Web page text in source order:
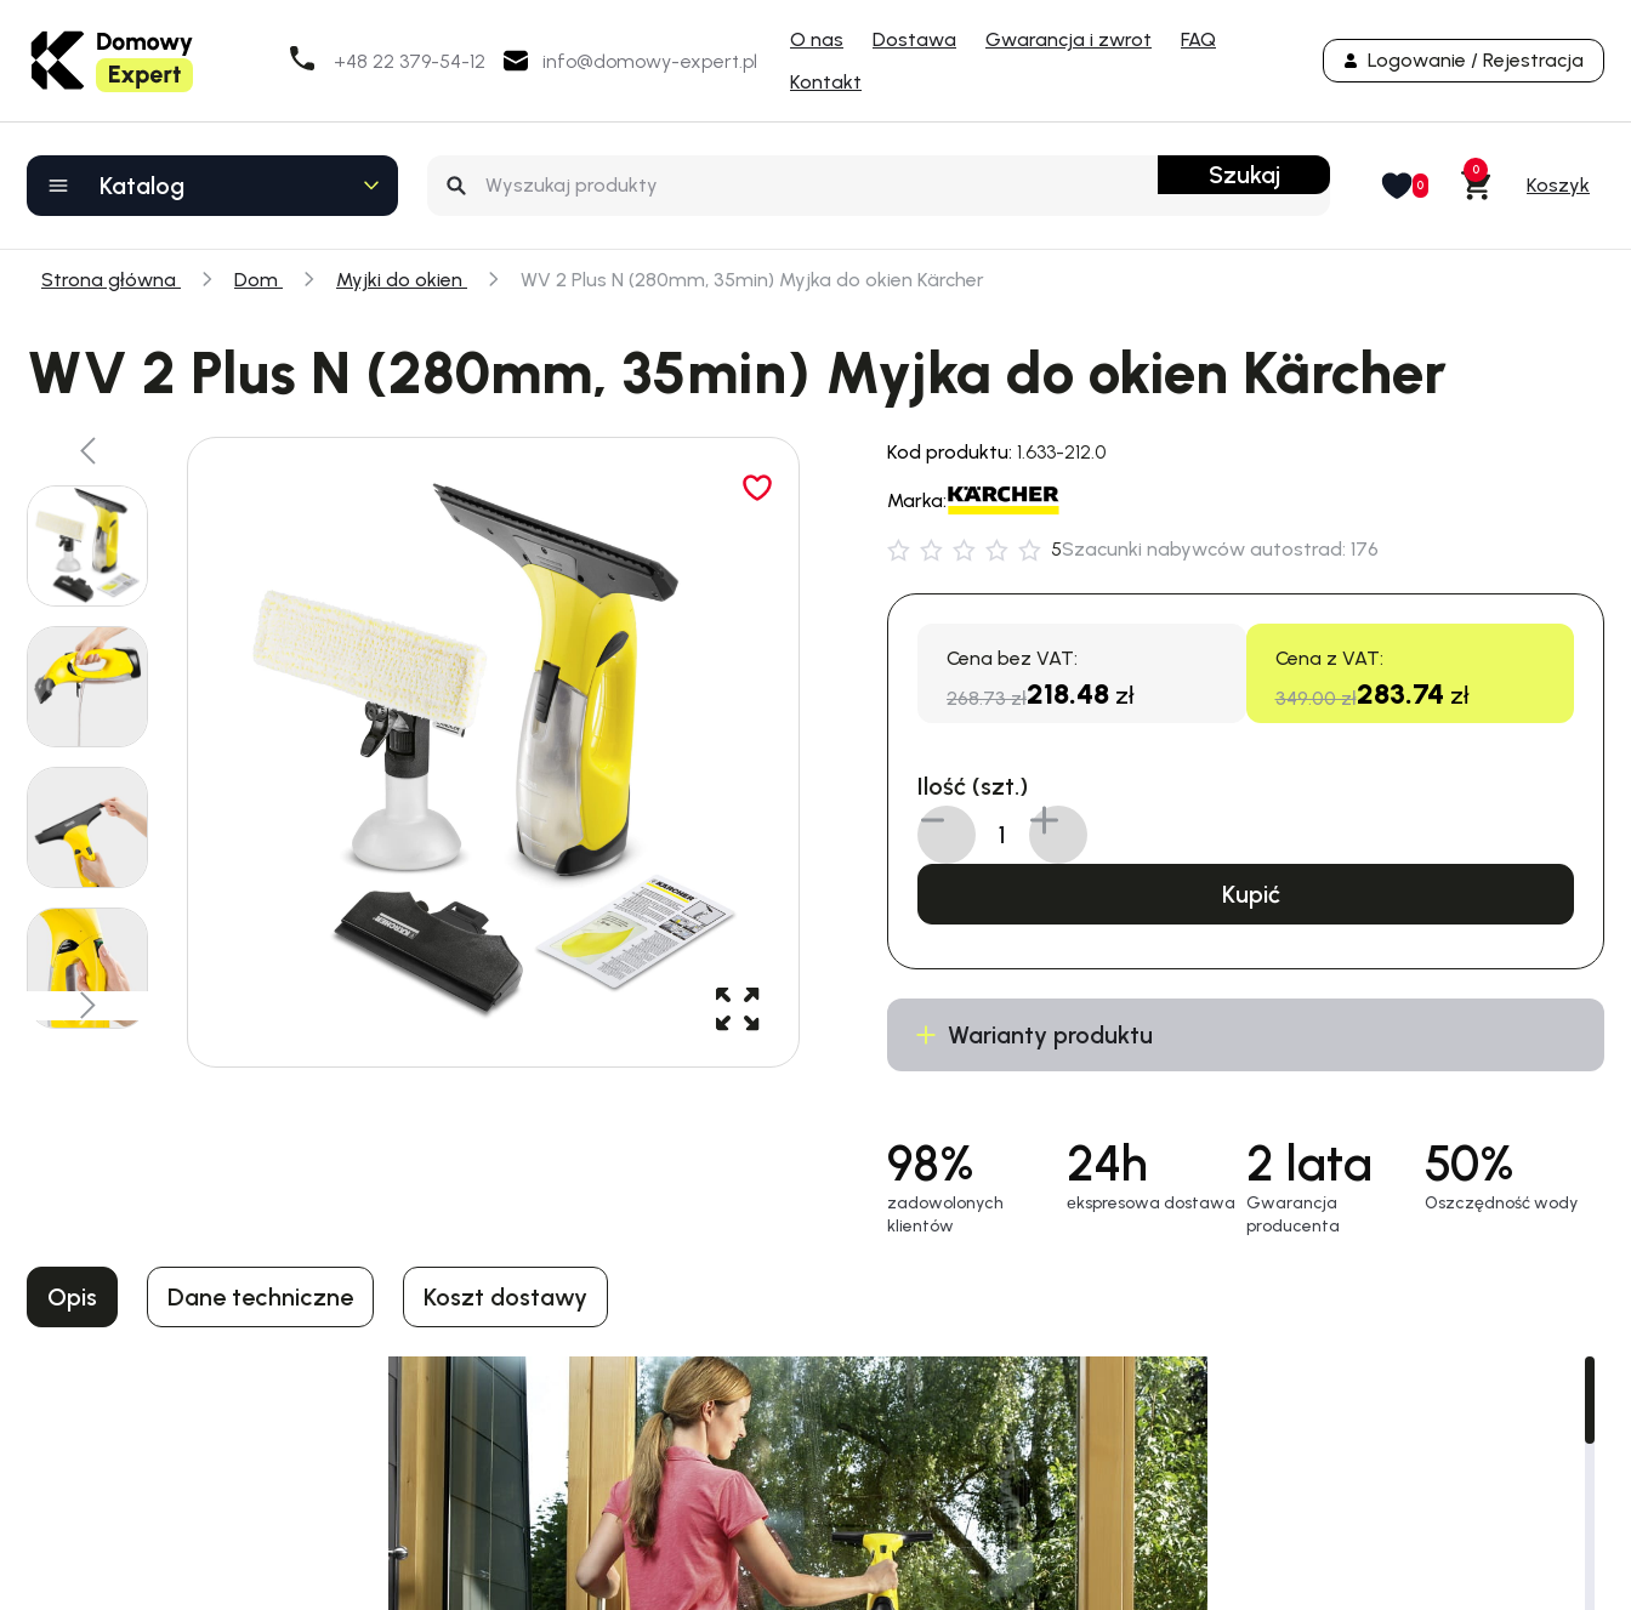
+48 22 379-54-12 info@domowy-expert.pl
O nas Dostawa Gwarancja i zwrot
FAQ
Kontakt
Logowanie / Rejestracja
Katalog Szukaj 0
0
Strona główna Dom Myjki do okien WV 2 Plus N (280mm, 35min) Myjka do okien Kärcher
WV 2 Plus N (280mm, 35min) Myjka do okien Kärcher
Kod produktu: 1.633-212.0
Marka:
5Szacunki nabywców autostrad: 176
Cena bez VAT:
268.73 zł218.48 zł
Cena z VAT:
349.00 zł283.74 zł
Ilość (szt.)
Kupić
Warianty produktu
98%
zadowolonych
klientów
24h
еkspresowa dostawa
2 lata
Gwarancja
producenta
50%
Oszczędność wody
Opis Dane techniczne Koszt dostawy